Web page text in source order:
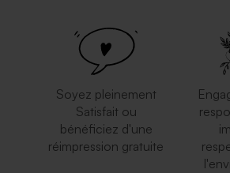
moucheté naturel
Soyez pleinement
Satisfait ou
bénéficiez d'une
réimpression gratuite